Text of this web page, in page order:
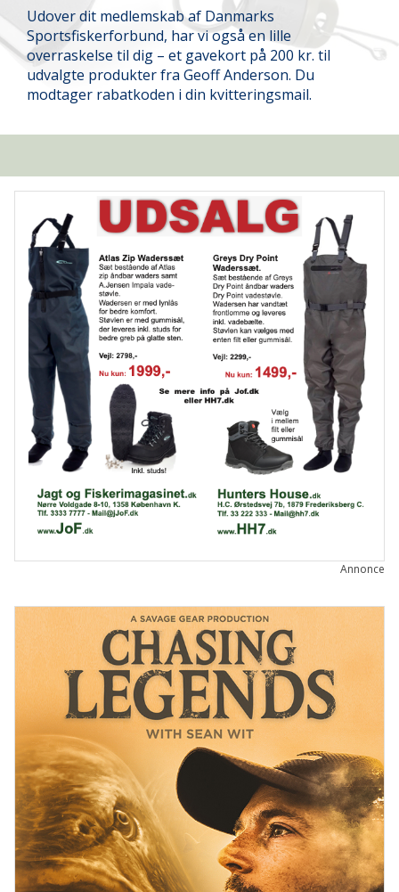
Udover dit medlemskab af Danmarks
Sportsfiskerforbund, har vi også en lille
overraskelse til dig – et gavekort på 200 kr. til
udvalgte produkter fra Geoff Anderson. Du
modtager rabatkoden i din kvitteringsmail.
Annonce